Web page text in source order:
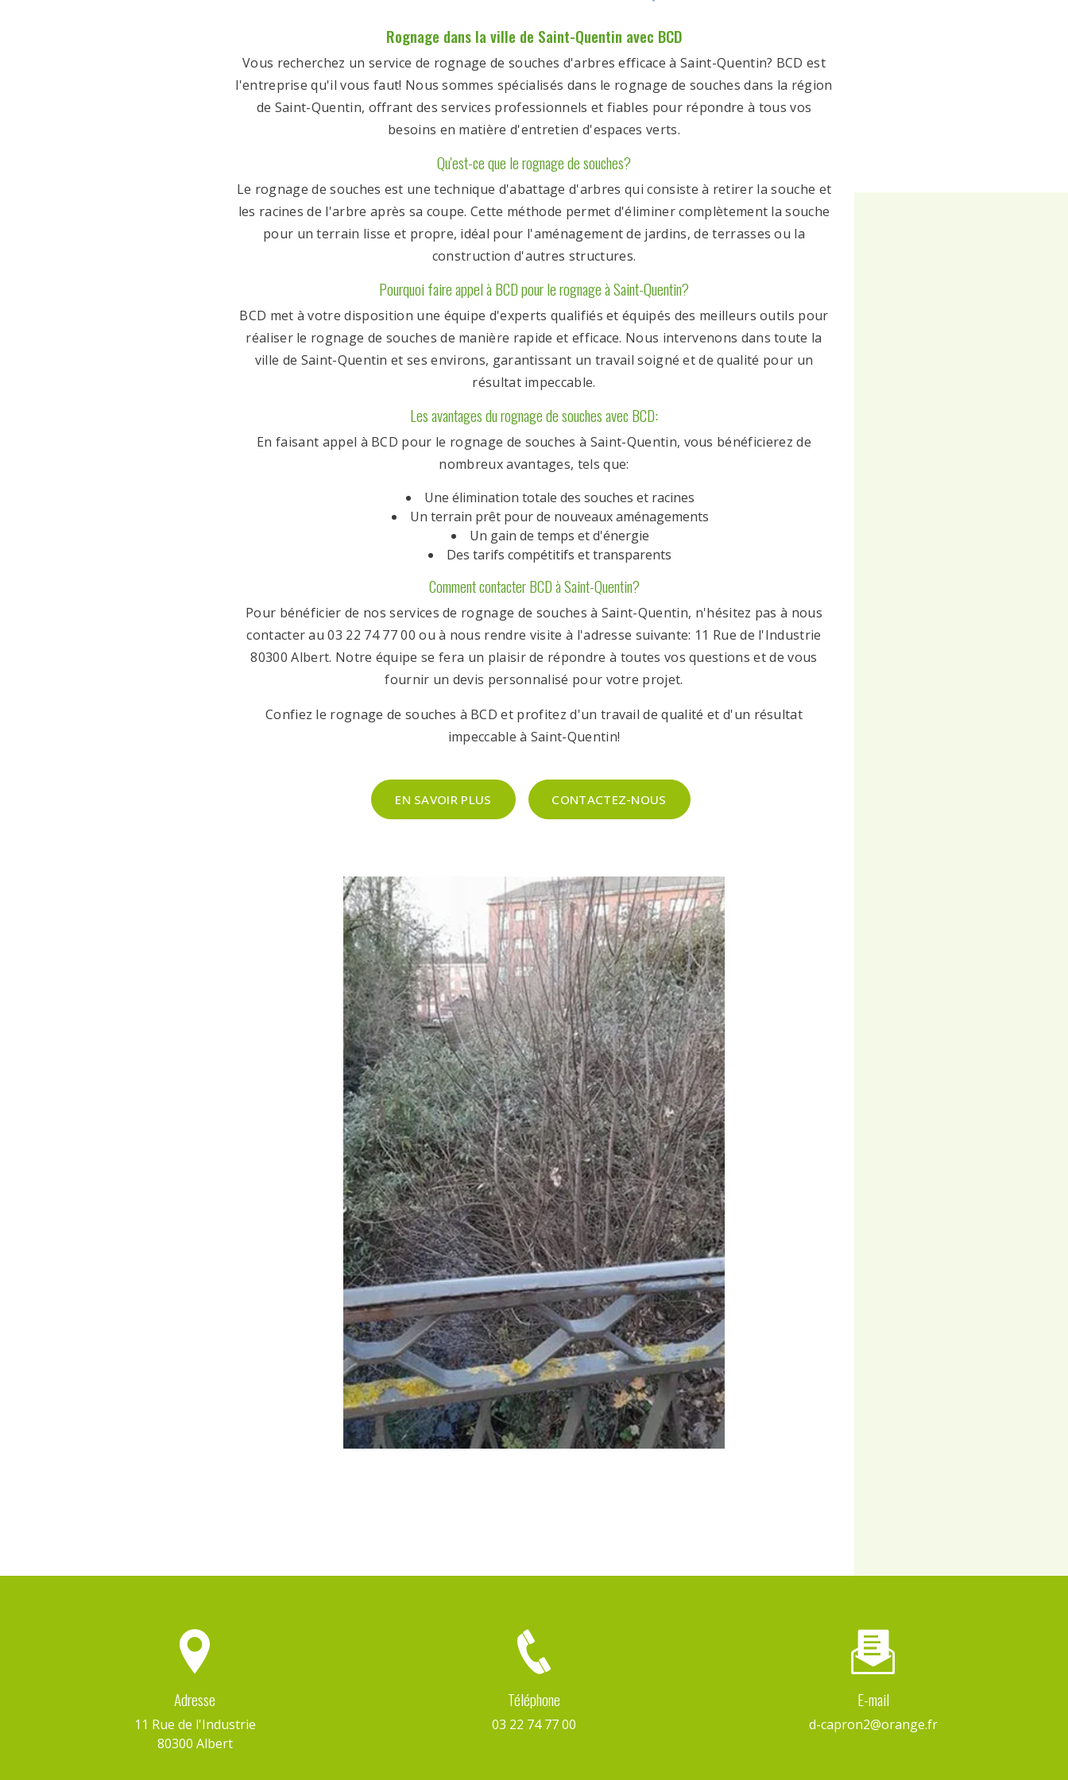
Rognage dans la ville de Saint-Quentin avec BCD
Vous recherchez un service de rognage de souches d'arbres efficace à Saint-Quentin? BCD est
l'entreprise qu'il vous faut! Nous sommes spécialisés dans le rognage de souches dans la région
de Saint-Quentin, offrant des services professionnels et fiables pour répondre à tous vos
besoins en matière d'entretien d'espaces verts.
Qu'est-ce que le rognage de souches?
Le rognage de souches est une technique d'abattage d'arbres qui consiste à retirer la souche et
les racines de l'arbre après sa coupe. Cette méthode permet d'éliminer complètement la souche
pour un terrain lisse et propre, idéal pour l'aménagement de jardins, de terrasses ou la
construction d'autres structures.
Pourquoi faire appel à BCD pour le rognage à Saint-Quentin?
BCD met à votre disposition une équipe d'experts qualifiés et équipés des meilleurs outils pour
réaliser le rognage de souches de manière rapide et efficace. Nous intervenons dans toute la
ville de Saint-Quentin et ses environs, garantissant un travail soigné et de qualité pour un
résultat impeccable.
Les avantages du rognage de souches avec BCD:
En faisant appel à BCD pour le rognage de souches à Saint-Quentin, vous bénéficierez de
nombreux avantages, tels que:
Une élimination totale des souches et racines
Un terrain prêt pour de nouveaux aménagements
Un gain de temps et d'énergie
Des tarifs compétitifs et transparents
Comment contacter BCD à Saint-Quentin?
Pour bénéficier de nos services de rognage de souches à Saint-Quentin, n'hésitez pas à nous
contacter au 03 22 74 77 00 ou à nous rendre visite à l'adresse suivante: 11 Rue de l'Industrie
80300 Albert. Notre équipe se fera un plaisir de répondre à toutes vos questions et de vous
fournir un devis personnalisé pour votre projet.
Confiez le rognage de souches à BCD et profitez d'un travail de qualité et d'un résultat
impeccable à Saint-Quentin!
EN SAVOIR PLUS CONTACTEZ-NOUS
Adresse
11 Rue de l'Industrie
80300 Albert
Téléphone
03 22 74 77 00
E-mail
d-capron2@orange.fr